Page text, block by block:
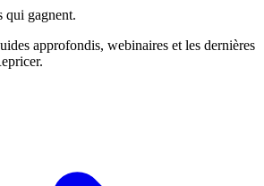
qui gagnent.
approfondis, webinaires et les dernières